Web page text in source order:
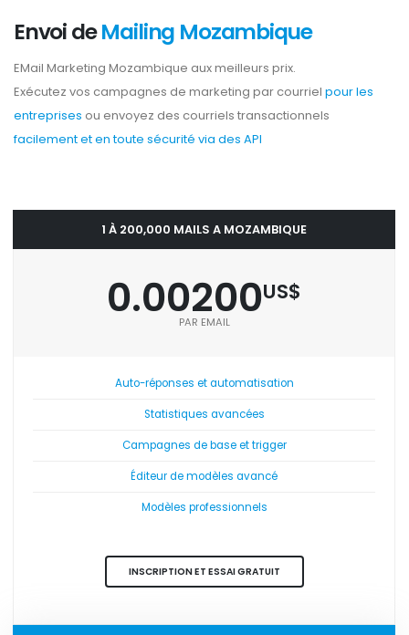
Envoi deMailing Mozambique
EMail Marketing Mozambique aux meilleurs prix.
Exécutez vos campagnes de marketing par courriel pour les
entreprises ou envoyez des courriels transactionnels
facilement et en toute sécurité via des API
1 À 200,000 MAILS A MOZAMBIQUE
0.00200US$
PAR EMAIL
Auto-réponses et automatisation
Statistiques avancées
Campagnes de base et trigger
Éditeur de modèles avancé
Modèles professionnels
INSCRIPTION ET ESSAI GRATUIT